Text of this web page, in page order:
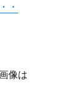
・
像は